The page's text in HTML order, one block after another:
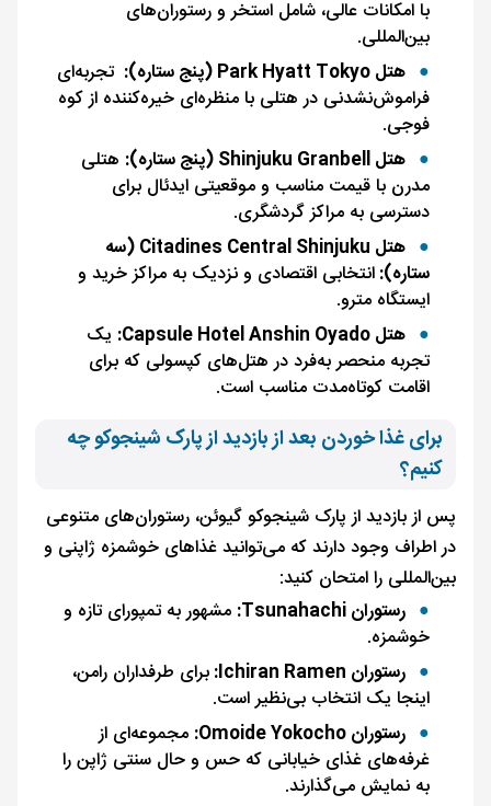
با امکانات عالی، شامل استخر و رستوران‌های
بین‌المللی.
هتل Park Hyatt Tokyo (پنج ستاره):
تجربه‌ای
فراموش‌نشدنی در هتلی با منظره‌ای خیره‌کننده از کوه
فوجی.
هتل Shinjuku Granbell (پنج ستاره):
هتلی
مدرن با قیمت مناسب و موقعیتی ایدئال برای
دسترسی به مراکز گردشگری.
هتل Citadines Central Shinjuku (سه
ستاره):انتخابی اقتصادی و نزدیک به مراکز خرید و
ایستگاه مترو.
هتل Capsule Hotel Anshin Oyado:
یک
تجربه منحصر به‌فرد در هتل‌های کپسولی که برای
اقامت کوتاه‌مدت مناسب است.
برای غذا خوردن بعد از بازدید از پارک شینجوکو چه
کنیم؟
پس از بازدید از پارک شینجوکو گیوئن، رستوران‌های متنوعی
در اطراف وجود دارند که می‌توانید غذاهای خوشمزه ژاپنی و
بین‌المللی را امتحان کنید:
رستوران Tsunahachi:
مشهور به تمپورای تازه و
خوشمزه.
رستوران Ichiran Ramen:
برای طرفداران رامن،
اینجا یک انتخاب بی‌نظیر است.
رستوران Omoide Yokocho:
مجموعه‌ای از
غرفه‌های غذای خیابانی که حس و حال سنتی ژاپن را
به نمایش می‌گذارند.